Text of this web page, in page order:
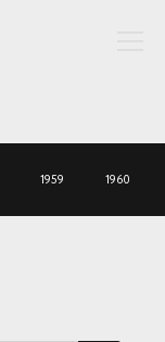
1959 1960